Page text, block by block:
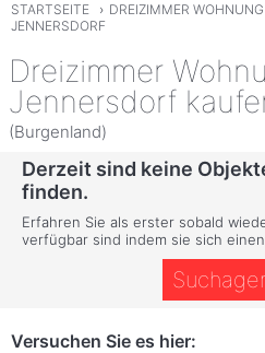
STARTSEITE › DREIZIMMER WOHNUNG
JENNERSDORF
Dreizimmer
Jennersdorf
(Burgenland)
Derzeit sind keine
finden.
Erfahren Sie als erster sobald
verfügbar sind indem sie sich
Versuchen Sie es hier: